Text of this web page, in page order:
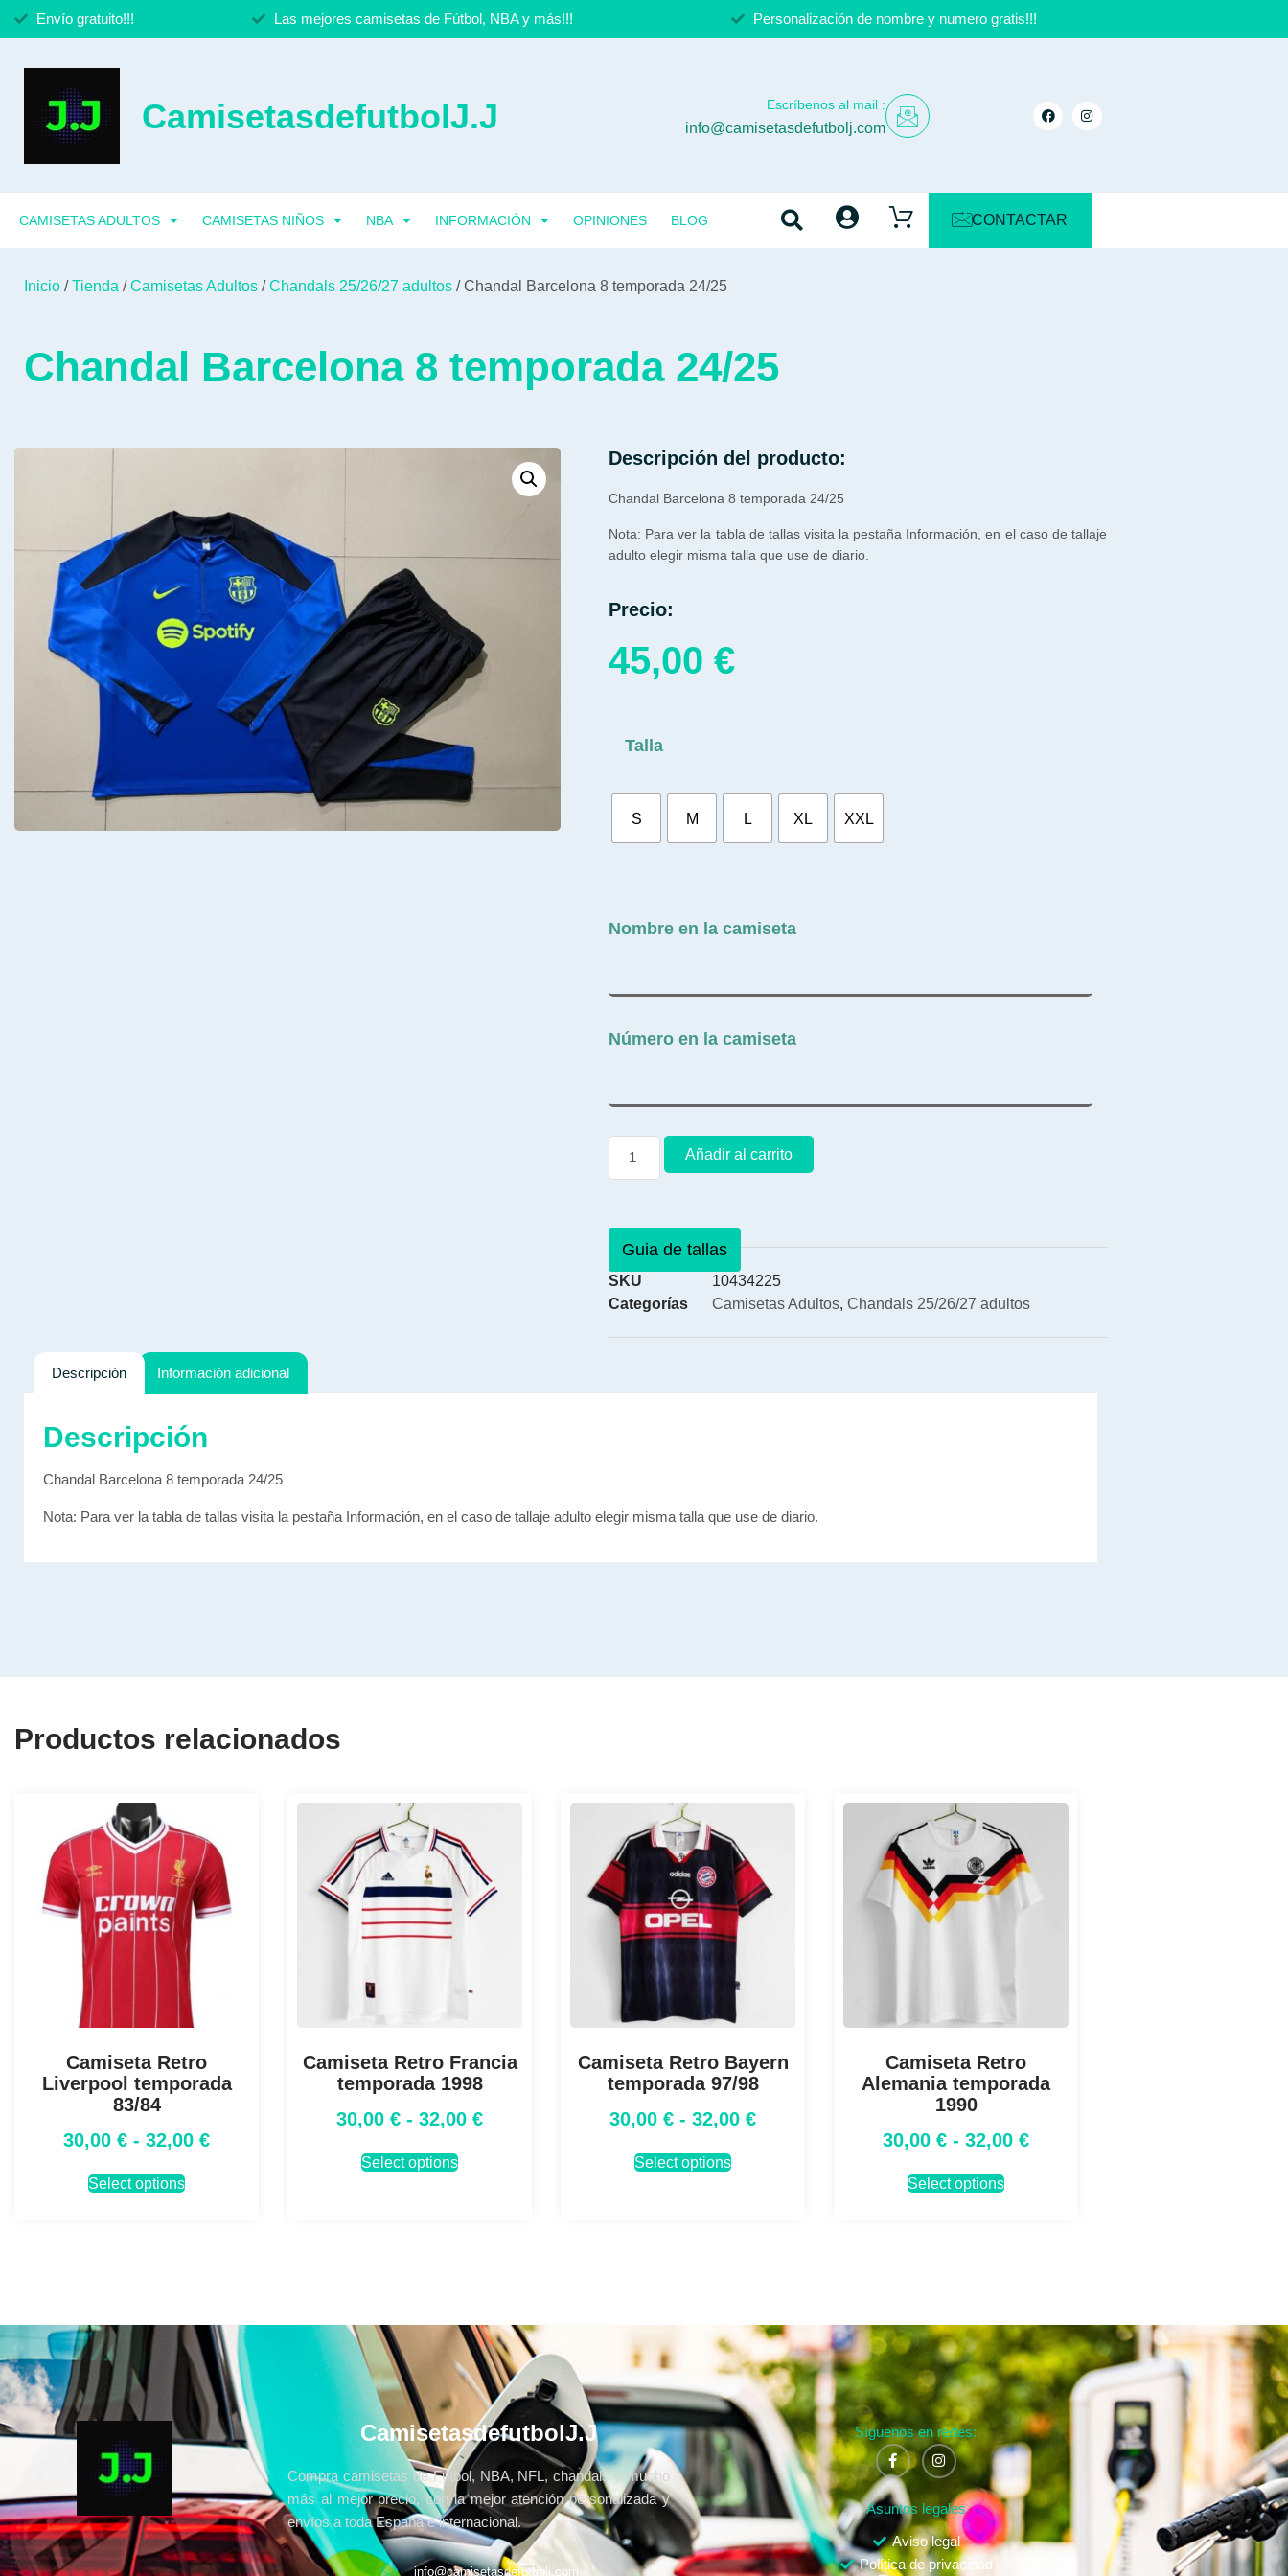
Envío gratuito!!! Las mejores camisetas de Fútbol, NBA y más!!! Personalización de nombre y numero gratis!!!
CamisetasdefutbolJ.J Escríbenos al mail :
info@camisetasdefutbolj.com
CAMISETAS ADULTOS CAMISETAS NIÑOS NBA INFORMACIÓN OPINIONES BLOG CONTACTAR
Inicio /Tienda /Camisetas Adultos /Chandals 25/26/27 adultos / Chandal Barcelona 8 temporada 24/25
Chandal Barcelona 8 temporada 24/25
Descripción del producto:
Chandal Barcelona 8 temporada 24/25
Nota: Para ver la tabla de tallas visita la pestaña Información, en el caso de tallaje
adulto elegir misma talla que use de diario.
Precio:
45,00 €
Talla
S M L XL XXL
Nombre en la camiseta
Número en la camiseta
Añadir al carrito
Guia de tallas
SKU
10434225
Categorías
Camisetas Adultos, Chandals 25/26/27 adultos
Descripción Información adicional
Descripción
Chandal Barcelona 8 temporada 24/25
Nota: Para ver la tabla de tallas visita la pestaña Información, en el caso de tallaje adulto elegir misma talla que use de diario.
Productos relacionados
Camiseta Retro
Liverpool temporada
83/84
30,00 € - 32,00 €
Select options
Camiseta Retro Francia
temporada 1998
30,00 € - 32,00 €
Select options
Camiseta Retro Bayern
temporada 97/98
30,00 € - 32,00 €
Select options
Camiseta Retro
Alemania temporada
1990
30,00 € - 32,00 €
Select options
CamisetasdefutbolJ.J
Compra camisetas de Fútbol, NBA, NFL, chandals y mucho
más al mejor precio, con la mejor atención personalizada y
envíos a toda España e internacional.
info@camisetasdefutbolj.com
Síguenos en redes:
Asuntos legales
Aviso legal
Política de privacidad